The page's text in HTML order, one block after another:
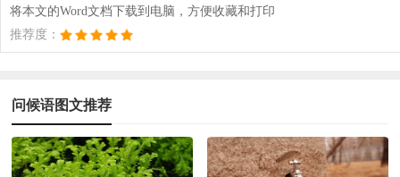
将本文的Word文档下载到电脑，方便收藏和打印
推荐度：
问候语图文推荐